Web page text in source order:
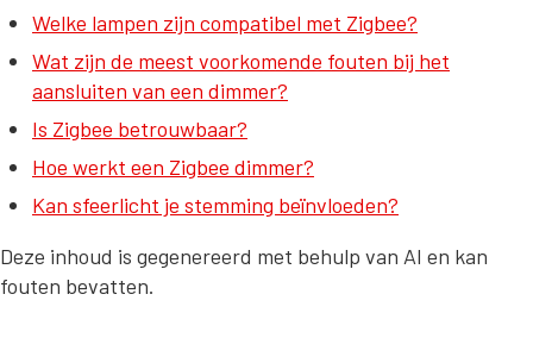
Welke lampen zijn compatibel met Zigbee?
Wat zijn de meest voorkomende fouten bij het
aansluiten van een dimmer?
Is Zigbee betrouwbaar?
Hoe werkt een Zigbee dimmer?
Kan sfeerlicht je stemming beïnvloeden?
Deze inhoud is gegenereerd met behulp van AI en kan
fouten bevatten.